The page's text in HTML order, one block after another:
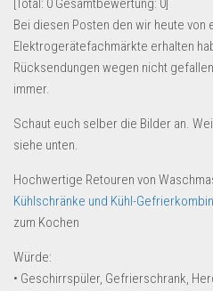
Spielzeug & Games
Sport & Freizeit
Wohnen & Einrichten
Restposten-Angebote
Restposten für Privatpersonen
Saison & Eventprodkte
[Total: 0 Gesamtbewertung: 0
Bei diesen Posten den wir heute von
Elektrogerätefachmärkte erhalten
Rücksendungen wegen nicht
immer.
Schaut euch selber die Bilder an.
siehe unten.
Hochwertige Retouren von
Kühlschränke und Kühl-
zum Kochen
Würde:
• Geschirrspüler, Gefrierschrank,